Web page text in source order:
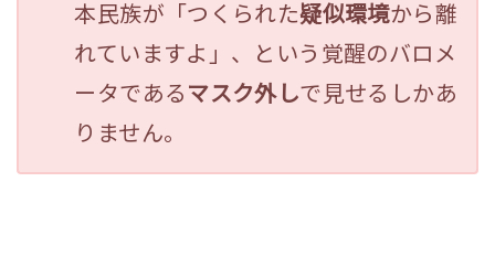
本民族が「つくられた疑似環境から離
れていますよ」、という覚醒のバロメ
ータである マスク外しで見せるしかあ
りません。